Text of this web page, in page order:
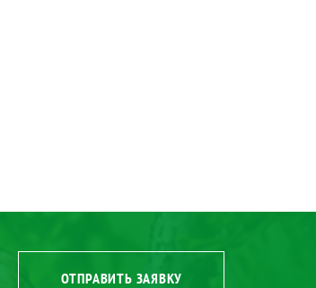
ОТПРАВИТЬ ЗАЯВКУ